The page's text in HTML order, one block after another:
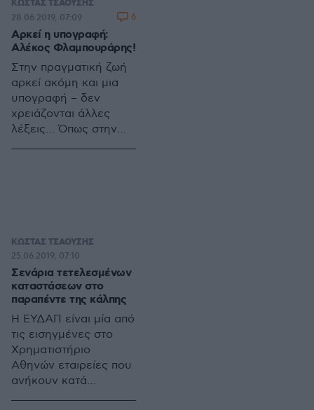
άλλοι από δύο
βασικούς παράγοντες:
Ο ένας, μια
συγκροτημένη εξ
αρχής πολιτική
προσέλκυσης ξένων
άμεσων επενδύσεων
σε στρατηγικούς
τομείς της οικονομίας
όπου η χώρα διαθέτει
ΚΩΣΤΑΣ ΤΣΑΟΥΣΗΣ
Αρκεί η υπογραφή:
Αλέκος Φλαμπουράρης!
Στην πραγματική ζωή
αρκεί ακόμη και μια
υπογραφή – δεν
χρειάζονται άλλες
λέξεις… Όπως στην
28.06.2019, 07:09 6
ΚΩΣΤΑΣ ΤΣΑΟΥΣΗΣ
Σενάρια τετελεσμένων
καταστάσεων στο
παραπέντε της κάλπης
Η ΕΥΔΑΠ είναι μία από
τις εισηγμένες στο
Χρηματιστήριο
Αθηνών εταιρείες που
ανήκουν κατά
25.06.2019, 07:10